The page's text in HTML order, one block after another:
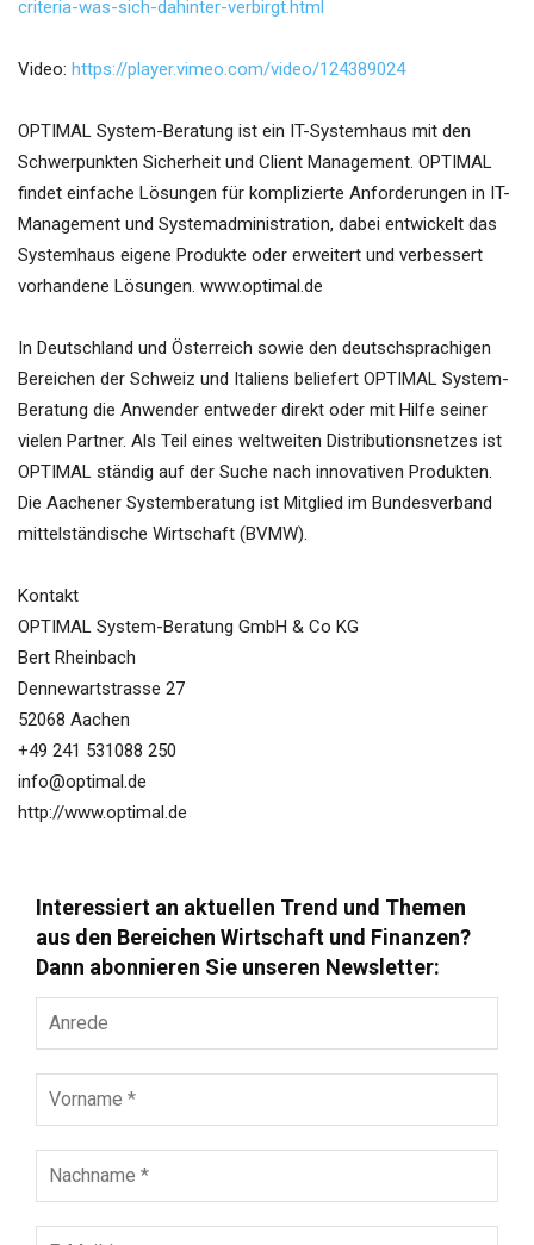
criteria-was-sich-dahinter-verbirgt.html
Video: https://player.vimeo.com/video/124389024
OPTIMAL System-Beratung ist ein IT-Systemhaus mit den
Schwerpunkten Sicherheit und Client Management. OPTIMAL
findet einfache Lösungen für komplizierte Anforderungen in IT-
Management und Systemadministration, dabei entwickelt das
Systemhaus eigene Produkte oder erweitert und verbessert
vorhandene Lösungen. www.optimal.de
In Deutschland und Österreich sowie den deutschsprachigen
Bereichen der Schweiz und Italiens beliefert OPTIMAL System-
Beratung die Anwender entweder direkt oder mit Hilfe seiner
vielen Partner. Als Teil eines weltweiten Distributionsnetzes ist
OPTIMAL ständig auf der Suche nach innovativen Produkten.
Die Aachener Systemberatung ist Mitglied im Bundesverband
mittelständische Wirtschaft (BVMW).
Kontakt
OPTIMAL System-Beratung GmbH & Co KG
Bert Rheinbach
Dennewartstrasse 27
52068 Aachen
+49 241 531088 250
info@optimal.de
http://www.optimal.de
Interessiert an aktuellen Trend und Themen
aus den Bereichen Wirtschaft und Finanzen?
Dann abonnieren Sie unseren Newsletter: